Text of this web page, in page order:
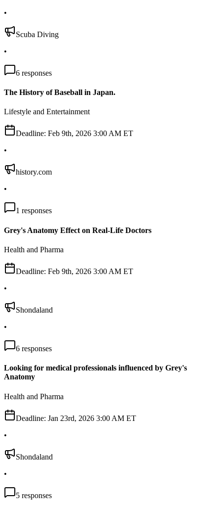
•
Scuba Diving
•
6 responses
The History of Baseball in Japan.
Lifestyle and Entertainment
Deadline: Feb 9th, 2026 3:00 AM ET
•
history.com
•
1 responses
Grey's Anatomy Effect on Real-Life Doctors
Health and Pharma
Deadline: Feb 9th, 2026 3:00 AM ET
•
Shondaland
•
6 responses
Looking for medical professionals influenced by Grey's
Anatomy
Health and Pharma
Deadline: Jan 23rd, 2026 3:00 AM ET
•
Shondaland
•
5 responses